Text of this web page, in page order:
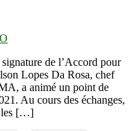
de l’Accord pour
Lopes Da Rosa, chef
a animé un point de
Au cours des échanges,
les […]